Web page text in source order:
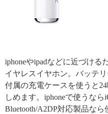
iphoneやipadなどに近づける
イヤレスイヤホン。バッテ
付属の充電ケースを使うと
しめます。iphoneで使うな
Bluetooth/A2DP対応製品な